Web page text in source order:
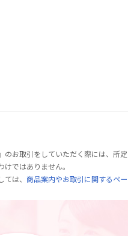
お取引をしていただく際には、
ではありません。
は、 商品案内やお取引に関するペ